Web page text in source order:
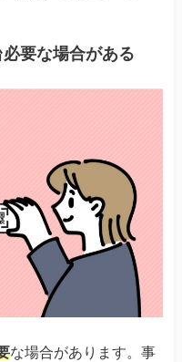
要な場合がある
な場合があります。事